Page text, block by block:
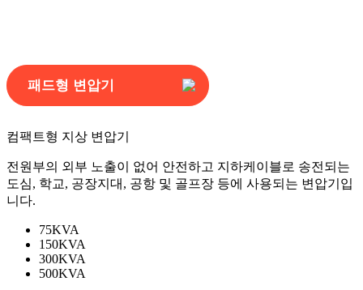
패드형 변압기
컴팩트형 지상 변압기
전원부의 외부 노출이 없어 안전하고 지하케이블로 송전되는
도심, 학교, 공장지대, 공항 및 골프장 등에 사용되는 변압기입
니다.
75KVA
150KVA
300KVA
500KVA